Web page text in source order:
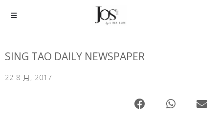
SING TAO DAILY NEWSPAPER
22 8 月, 2017